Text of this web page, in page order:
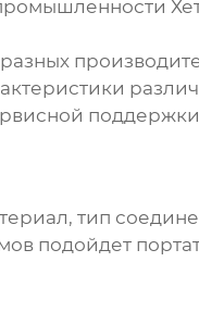
тип
подойдет